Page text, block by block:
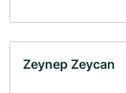
Zeynep Zeycan